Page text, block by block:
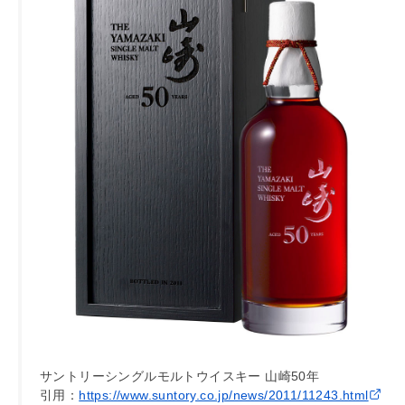
サントリーシングルモルトウイスキー 山崎50年
引用： https://www.suntory.co.jp/news/2011/11243.html